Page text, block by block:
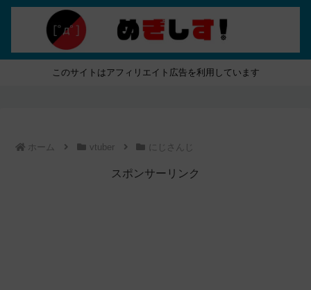
このサイトはアフィリエイト広告を利用しています
ホーム vtuber にじさんじ
スポンサーリンク